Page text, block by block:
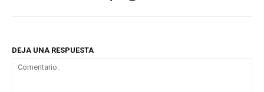
DEJA UNA RESPUESTA